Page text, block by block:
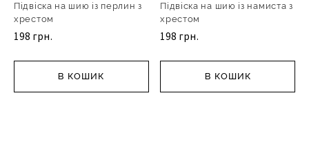
Підвіска на шию із перлин з
хрестом
198 грн.
В КОШИК
Підвіска на шию із намиста з
хрестом
198 грн.
В КОШИК